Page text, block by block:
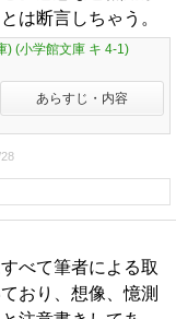
は断言しちゃう。
) (小学館文庫 キ 4-1)
あらすじ・内容
べて筆者による取
おり、想像、憶測